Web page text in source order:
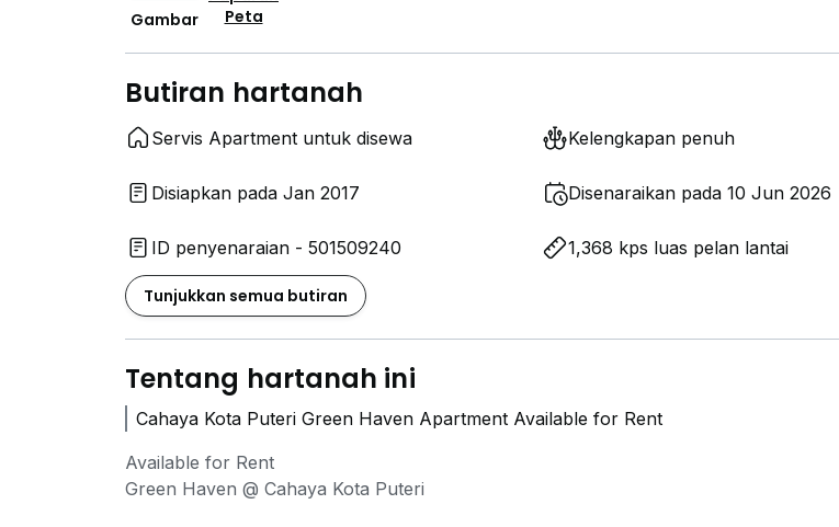
Gambar
Peta
Butiran hartanah
Servis Apartment untuk disewa Kelengkapan penuh
Disiapkan pada Jan 2017 Disenaraikan pada 10 Jun 2026
ID penyenaraian - 501509240 1,368 kps luas pelan lantai
Tunjukkan semua butiran
Tentang hartanah ini
Cahaya Kota Puteri Green Haven Apartment Available for Rent
Available for Rent
Green Haven @ Cahaya Kota Puteri